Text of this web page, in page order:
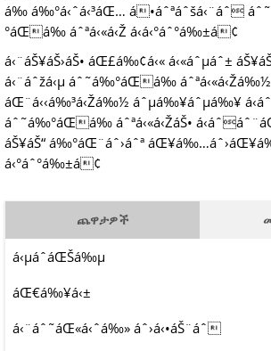
á‰ á‰°á‹ˆá‹³áŒ… á•áˆªáˆšá‹¨áˆ
°áŒá‰ áˆªá‹«á‹Ž á‹­á‹°áˆ°á‰±á¢
á‹¨áŠ¥áŠ›áŠ• áŒ£á‰¢á‹« á‹«áˆµáˆ±
á‹¨áˆžá‹µ áˆ˜á‰°áŒá‰ áˆªá‹«á‹Žá‰½
áŒ¨á‹‹á‰³á‹Žá‰½ áˆµá‰¥áˆµá‰¥
áˆ˜á‰°áŒá‰ áˆªá‹«á‹ŽáŠ•
áŠ¥áŠ“ á‰°áŒ¨áˆ›áˆª
á‹°áˆ°á‰±á¢
ጨዋታዎች
á‹µáˆ­áŒŠá‰µ
áŒ€á‰¥á‹±
á‹¨áˆ˜áŒ«á‹ˆá‰» áˆ›á‹•áŠ¨áˆ